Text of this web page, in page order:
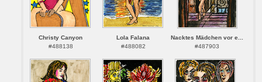
Christy Canyon
#488138
Lola Falana
#488082
Nacktes Mädchen vor e...
#487903